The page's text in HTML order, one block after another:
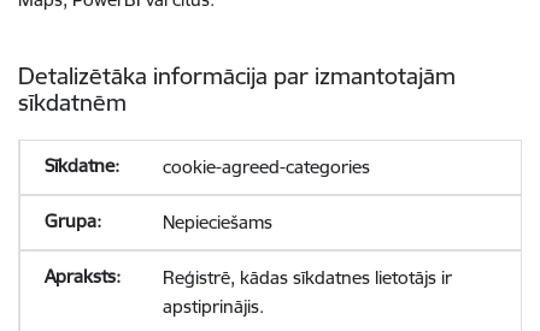
Detalizētāka informācija par izmantotajām
sīkdatnēm
cookie-agreed-categories
Nepieciešams
Reģistrē, kādas sīkdatnes lietotājs ir
apstiprinājis.